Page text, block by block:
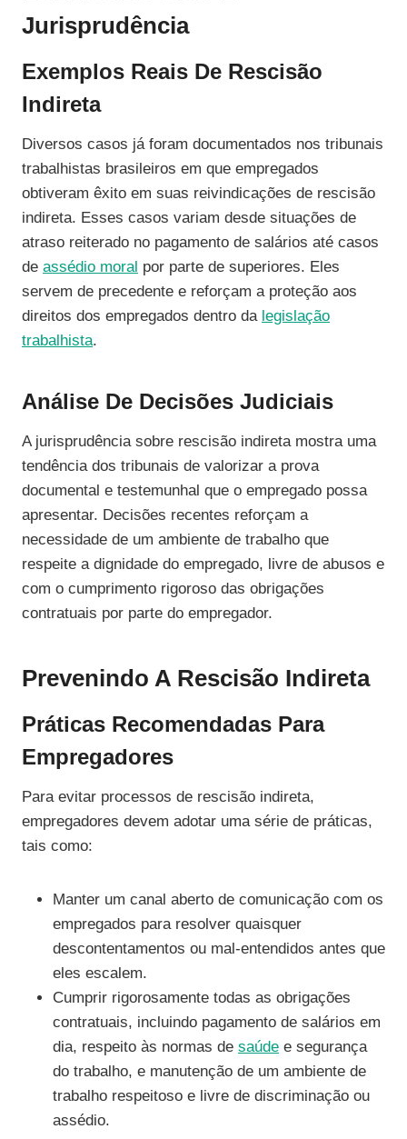
Jurisprudência
Exemplos Reais De Rescisão
Indireta
Diversos casos já foram documentados nos tribunais
trabalhistas brasileiros em que empregados
obtiveram êxito em suas reivindicações de rescisão
indireta. Esses casos variam desde situações de
atraso reiterado no pagamento de salários até casos
de assédio moral por parte de superiores. Eles
servem de precedente e reforçam a proteção aos
direitos dos empregados dentro da legislação
trabalhista.
Análise De Decisões Judiciais
A jurisprudência sobre rescisão indireta mostra uma
tendência dos tribunais de valorizar a prova
documental e testemunhal que o empregado possa
apresentar. Decisões recentes reforçam a
necessidade de um ambiente de trabalho que
respeite a dignidade do empregado, livre de abusos e
com o cumprimento rigoroso das obrigações
contratuais por parte do empregador.
Prevenindo A Rescisão Indireta
Práticas Recomendadas Para
Empregadores
Para evitar processos de rescisão indireta,
empregadores devem adotar uma série de práticas,
tais como:
Manter um canal aberto de comunicação com os
empregados para resolver quaisquer
descontentamentos ou mal-entendidos antes que
eles escalem.
Cumprir rigorosamente todas as obrigações
contratuais, incluindo pagamento de salários em
dia, respeito às normas de saúde e segurança
do trabalho, e manutenção de um ambiente de
trabalho respeitoso e livre de discriminação ou
assédio.